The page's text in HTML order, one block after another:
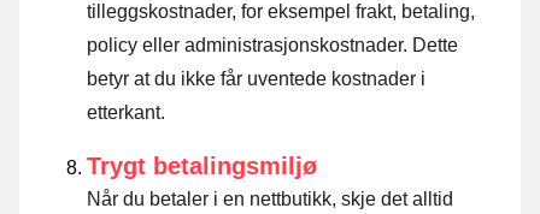
tilleggskostnader, for eksempel frakt, betaling,
policy eller administrasjonskostnader. Dette
betyr at du ikke får uventede kostnader i
etterkant.
Trygt betalingsmiljø
Når du betaler i en nettbutikk, skje det alltid